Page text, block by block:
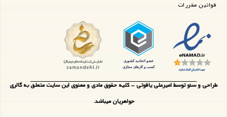
قوانین مقررات
طراحی و سئو توسط امیرعلی یاقوتی - کلیه حقوق مادی و معنوی این سایت متعلق به گالری
جواهریان میباشد.